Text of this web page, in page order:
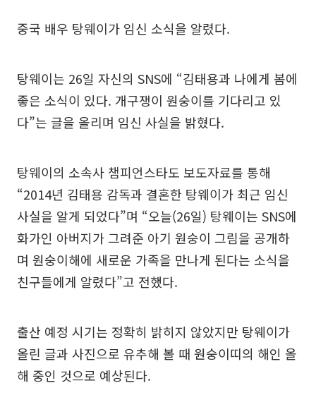
중국 배우 탕웨이가 임신 소식을 알렸다.
탕웨이는 26일 자신의 SNS에 “김태용과 나에게 봄에
좋은 소식이 있다. 개구쟁이 원숭이를 기다리고 있
다”는 글을 올리며 임신 사실을 밝혔다.
탕웨이의 소속사 챔피언스타도 보도자료를 통해
“2014년 김태용 감독과 결혼한 탕웨이가 최근 임신
사실을 알게 되었다”며 “오늘(26일) 탕웨이는 SNS에
화가인 아버지가 그려준 아기 원숭이 그림을 공개하
며 원숭이해에 새로운 가족을 만나게 된다는 소식을
친구들에게 알렸다”고 전했다.
출산 예정 시기는 정확히 밝히지 않았지만 탕웨이가
올린 글과 사진으로 유추해 볼 때 원숭이띠의 해인 올
해 중인 것으로 예상된다.